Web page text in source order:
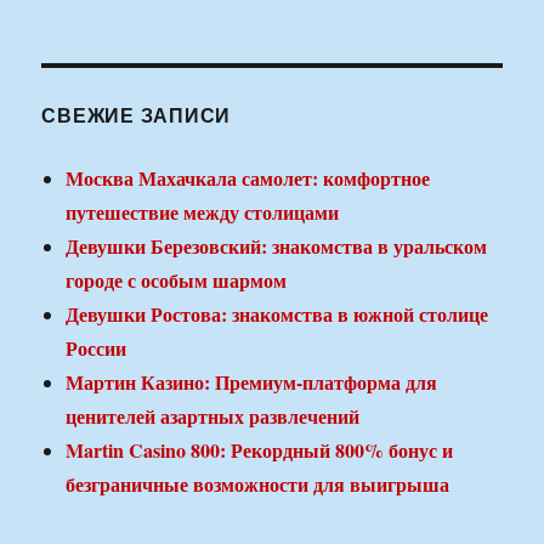
СВЕЖИЕ ЗАПИСИ
Москва Махачкала самолет: комфортное
путешествие между столицами
Девушки Березовский: знакомства в уральском
городе с особым шармом
Девушки Ростова: знакомства в южной столице
России
Мартин Казино: Премиум-платформа для
ценителей азартных развлечений
Martin Casino 800: Рекордный 800% бонус и
безграничные возможности для выигрыша